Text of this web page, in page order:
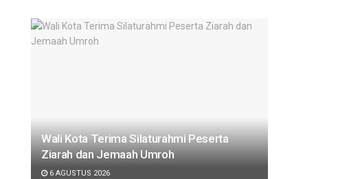
Wali Kota Terima Silaturahmi Peserta
Ziarah dan Jemaah Umroh
6 AGUSTUS 2026